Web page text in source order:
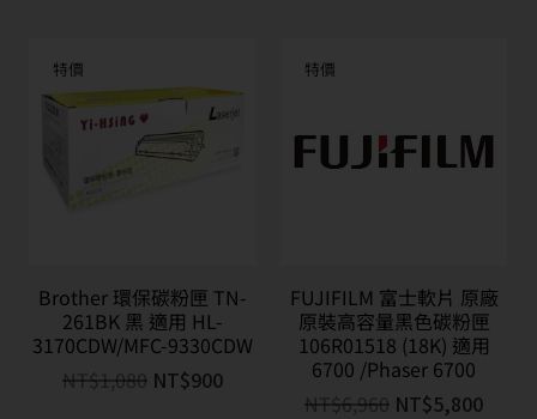
特價
Brother 環保碳粉匣 TN-
261BK 黑 適用 HL-
3170CDW/MFC-9330CDW
NT$ 1,080 NT$900
特價
FUJIFILM 富士軟片 原廠
原裝高容量黑色碳粉匣
106R01518 (18K) 適用
6700 /Phaser 6700
NT$6,960 NT$5,800